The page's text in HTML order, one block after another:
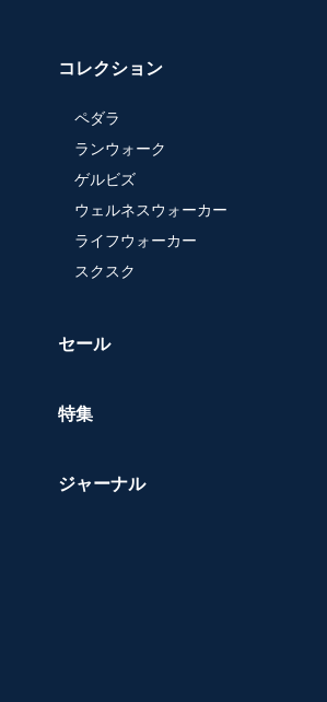
コレクション
ペダラ
ランウォーク
ゲルビズ
ウェルネスウォーカー
ライフウォーカー
スクスク
セール
特集
ジャーナル